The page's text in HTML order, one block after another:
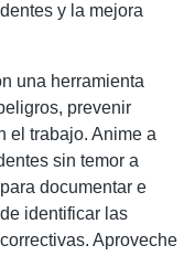
y la mejora
una herramienta
prevenir
el trabajo. Anime a
sin temor a
documentar e
identificar las
Aproveche